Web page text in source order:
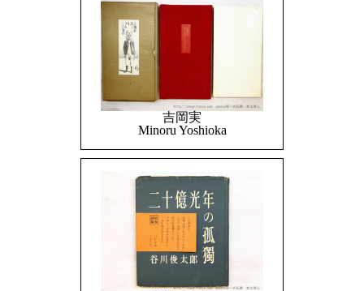
吉岡実
Minoru Yoshioka